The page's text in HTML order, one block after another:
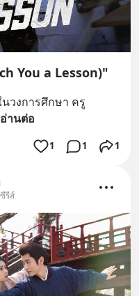
You a Lesson)"
วงการศึกษา ครู
อ่านต่อ
1 1 1
รีส์